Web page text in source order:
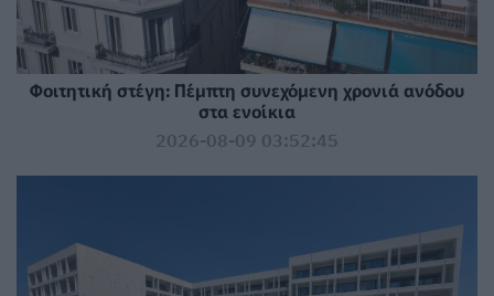
Φοιτητική στέγη: Πέμπτη συνεχόμενη χρονιά ανόδου
στα ενοίκια
2026-08-09 03:52:45